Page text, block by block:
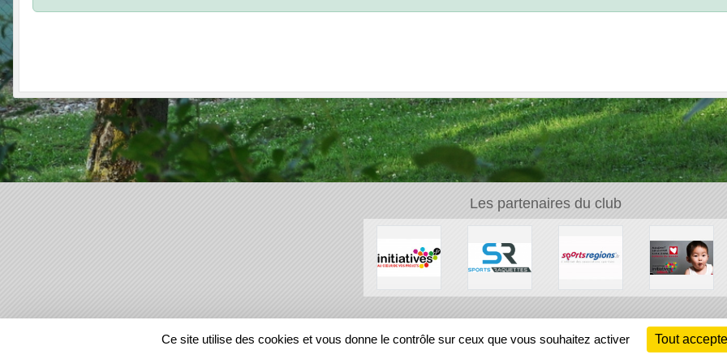
Les partenaires du club
REGIONS
Ce site utilise des cookies et vous donne le contrôle sur ceux que vous souhaitez activer Tout